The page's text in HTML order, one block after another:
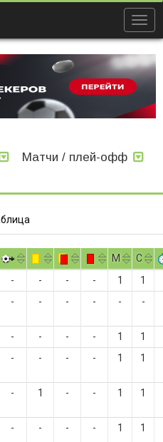
Матчи / плей-офф
M
С
- - - - 1
1
- - - - - -
- - - - 1
1
- - - - 1 1
- 1 - - 1 1
- - - - 1 1